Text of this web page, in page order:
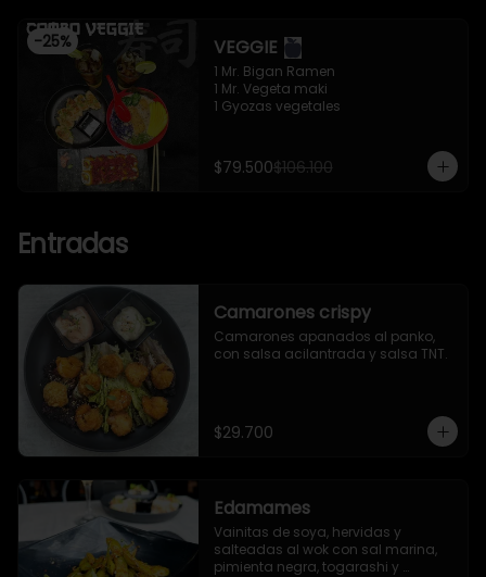
-25% VEGGIE
1 Mr. Bigan Ramen
1 Mr. Vegeta maki
1 Gyozas vegetales
$79.500$106.100
Entradas
Camarones crispy
Camarones apanados al panko,
con salsa acilantrada y salsa TNT.
$29.700
Edamames
Vainitas de soya, hervidas y
salteadas al wok con sal marina,
pimienta negra, togarashi y